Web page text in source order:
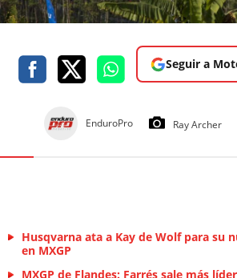
Seguir a
EnduroPro Ray Archer
Husqvarna ata a Kay de Wolf para su
en MXGP
MXGP de Flandes: Farrés sale más